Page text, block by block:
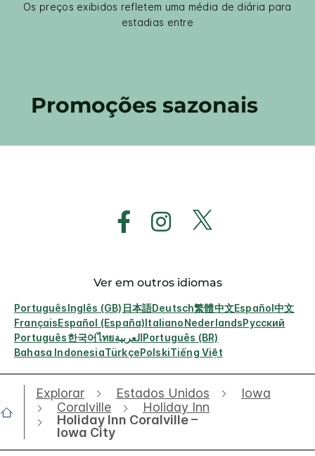
Os preços exibidos refletem uma média de diária para
estadias entre
Promoções sazonais
Ver em outros idiomas
PortuguêsInglês (GB) 日本語Deutsch繁體中文Español中文
FrançaisEspañol (España)ItalianoNederlandsРусский
Português한국어ไทยالعربيةPortuguês (BR)
Bahasa IndonesiaTürkçePolskiTiếng Việt
Explorar Estados Unidos
Iowa
Coralville
Holiday Inn
Holiday Inn Coralville –
Iowa City